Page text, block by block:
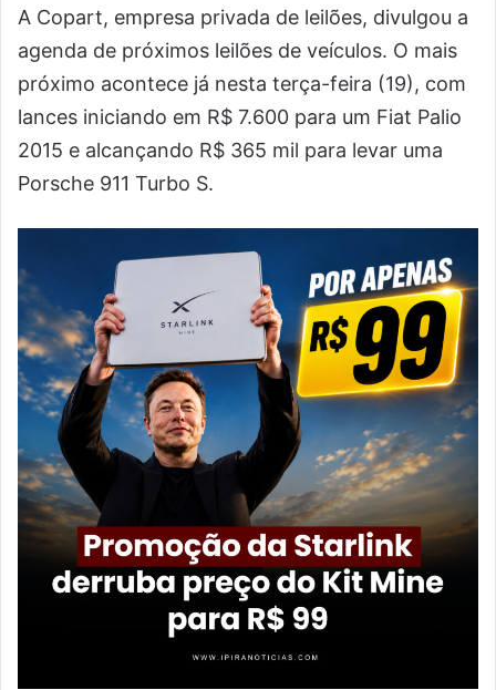
A Copart, empresa privada de leilões, divulgou a
agenda de próximos leilões de veículos. O mais
próximo acontece já nesta terça-feira (19), com
lances iniciando em R$ 7.600 para um Fiat Palio
2015 e alcançando R$ 365 mil para levar uma
Porsche 911 Turbo S.